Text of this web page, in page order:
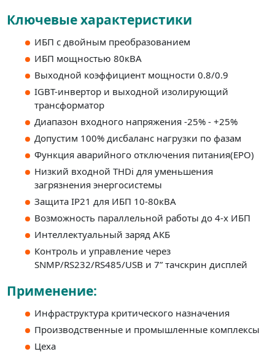
Ключевые характеристики
ИБП с двойным преобразованием
ИБП мощностью 80кВА
Выходной коэффициент мощности 0.8/0.9
IGBT-инвертор и выходной изолирующий
трансформатор
Диапазон входного напряжения -25% - +25%
Допустим 100% дисбаланс нагрузки по фазам
Функция аварийного отключения питания(EPO)
Низкий входной THDi для уменьшения
загрязнения энергосистемы
Защита IP21 для ИБП 10-80кВА
Возможность параллельной работы до 4-х ИБП
Интеллектуальный заряд АКБ
Контроль и управление через
SNMP/RS232/RS485/USB и 7” тачскрин дисплей
Применение:
Инфраструктура критического назначения
Производственные и промышленные комплексы
Цеха